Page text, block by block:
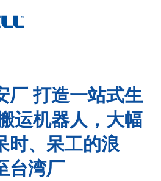
厂 打造一站式生
运机器人，大幅
时、呆工的浪
台湾厂